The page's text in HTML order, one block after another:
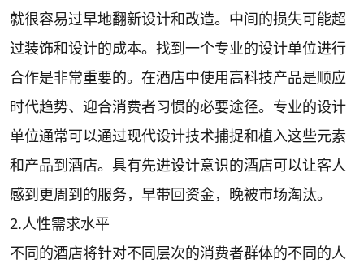
就很容易过早地翻新设计和改造。中间的损失可能超
过装饰和设计的成本。找到一个专业的设计单位进行
合作是非常重要的。在酒店中使用高科技产品是顺应
时代趋势、迎合消费者习惯的必要途径。专业的设计
单位通常可以通过现代设计技术捕捉和植入这些元素
和产品到酒店。具有先进设计意识的酒店可以让客人
感到更周到的服务，早带回资金，晚被市场淘汰。
2.人性需求水平
不同的酒店将针对不同层次的消费者群体的不同的人